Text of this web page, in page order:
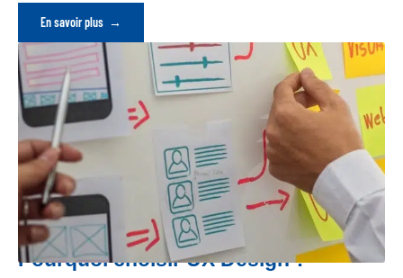
En savoir plus
Pourquoi choisir UX Design ?